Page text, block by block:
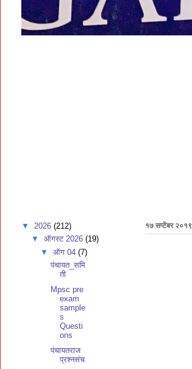
१७ सप्टेंबर २०१९
▼ 2026 (212)
▼ ऑगस्ट 2026 (19)
▼ऑग 04(7)
पंचायत_समि
ती
Mpsc pre
exam
sample
s
Questi
ons
पंचायतराज
प्रश्नसंच